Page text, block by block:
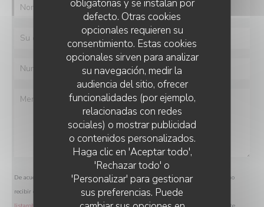
defecto. Otras cookies
opcionales requieren su
consentimiento. Estas cookies
opcionales sirven para analizar
su navegación, medir la
audiencia del sitio, ofrecer
funcionalidades (por ejemplo,
relacionadas con redes
sociales) o mostrar publicidad
o contenidos personalizados.
Haga clic en 'Aceptar todo',
'Rechazar todo' o
'Personalizar' para gestionar
sus preferencias. Puede
De acuerdo con la normativa de protección de datos, puede ejercer su derecho a no
recibir comunicaciones comerciales inscribiéndose en la Lista Robinson: